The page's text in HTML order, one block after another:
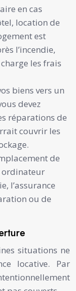
en cas
location de
est
l’incendie,
les frais
biens vers un
devez
réparations de
couvrir les
de
ordinateur
l’assurance
ou de
situations ne
locative. Par